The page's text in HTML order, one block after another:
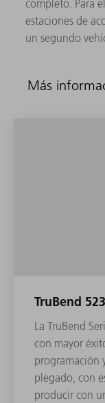
completo. Para
estaciones de
un segundo
Más
TruBend
La TruBend
con mayor
programación
plegado, con
producir con